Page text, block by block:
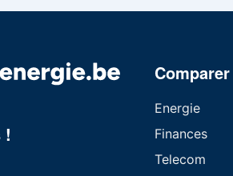
!
Comparer
Energie
Finances
Telecom